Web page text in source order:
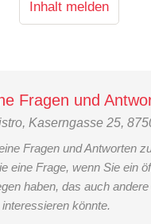
Inhalt melden
Fragen und
Kaserngasse 25,
Fragen und Antworten
eine Frage, wenn Sie ein
haben, das auch
interessieren könnte.